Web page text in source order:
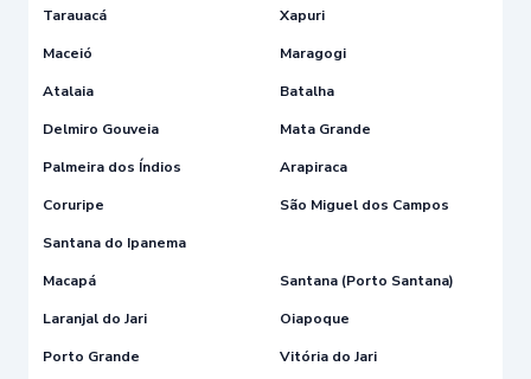
Tarauacá
Xapuri
Maceió
Maragogi
Atalaia
Batalha
Delmiro Gouveia
Mata Grande
Palmeira dos Índios
Arapiraca
Coruripe
São Miguel dos Campos
Santana do Ipanema
Macapá
Santana (Porto Santana)
Laranjal do Jari
Oiapoque
Porto Grande
Vitória do Jari